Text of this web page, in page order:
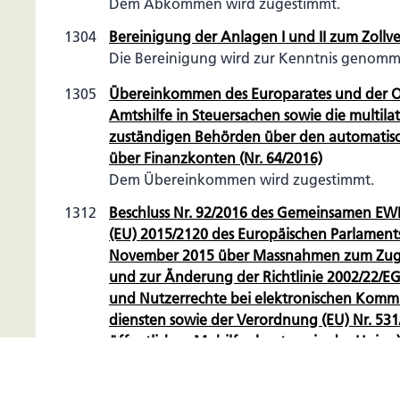
Dem Abkommen wird zugestimmt.
1304
Bereinigung der Anlagen I und II zum
Die Bereinigung wird zur Kenntnis
1305
Übereinkommen des Europarates und der
Amtshilfe in Steuersachen sowie die
zuständigen Behörden über den
über Finanzkonten (Nr. 64/2016)
Dem Übereinkommen wird zugestimmt.
1312
Beschluss Nr. 92/2016 des Gemeinsamen
(EU) 2015/2120 des Europäischen
November 2015 über Massnahmen zum
und zur Änderung der Richtlinie 2002/22/
und Nutzerrechte bei elektronischen
diensten sowie der Verordnung (EU) Nr.
öffentlichen Mobilfunknetzen in der Union)